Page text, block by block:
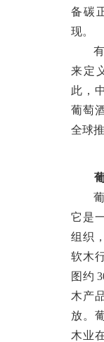
备碳
现。
来定
此，
葡萄
全球
它是
组织
软木
图约
木产
放。
木业